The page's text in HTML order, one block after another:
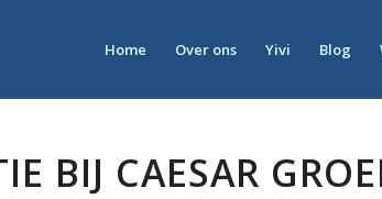
Home Over ons Yivi Blog
BIJ CAESAR